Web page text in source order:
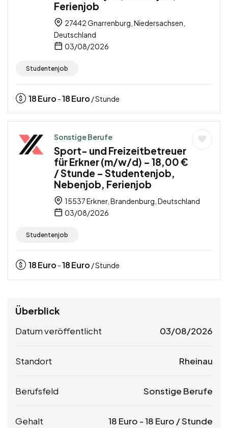
Ferienjob
27442 Gnarrenburg, Niedersachsen,
Deutschland
03/08/2026
Studentenjob
18Euro -18Euro / Stunde
Sonstige Berufe
Sport- und Freizeitbetreuer
für Erkner (m/w/d) – 18,00 €
/ Stunde – Studentenjob,
Nebenjob, Ferienjob
15537 Erkner, Brandenburg, Deutschland
03/08/2026
Studentenjob
18Euro -18Euro / Stunde
Überblick
Datum veröffentlicht 03/08/2026
Standort Rheinau
Berufsfeld Sonstige Berufe
Gehalt 18 Euro -18 Euro / Stunde